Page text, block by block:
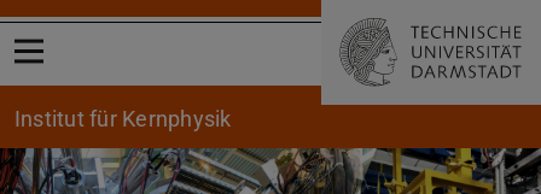
Menü öffnen
Institut für Kernphysik